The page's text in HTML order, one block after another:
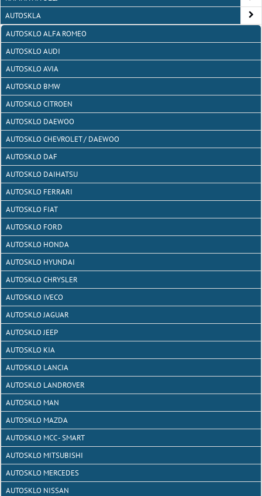
AUTOSKLA
AUTOSKLO ALFA ROMEO
AUTOSKLO AUDI
AUTOSKLO AVIA
AUTOSKLO BMW
AUTOSKLO CITROEN
AUTOSKLO DAEWOO
AUTOSKLO CHEVROLET / DAEWOO
AUTOSKLO DAF
AUTOSKLO DAIHATSU
AUTOSKLO FERRARI
AUTOSKLO FIAT
AUTOSKLO FORD
AUTOSKLO HONDA
AUTOSKLO HYUNDAI
AUTOSKLO CHRYSLER
AUTOSKLO IVECO
AUTOSKLO JAGUAR
AUTOSKLO JEEP
AUTOSKLO KIA
AUTOSKLO LANCIA
AUTOSKLO LANDROVER
AUTOSKLO MAN
AUTOSKLO MAZDA
AUTOSKLO MCC - SMART
AUTOSKLO MITSUBISHI
AUTOSKLO MERCEDES
AUTOSKLO NISSAN